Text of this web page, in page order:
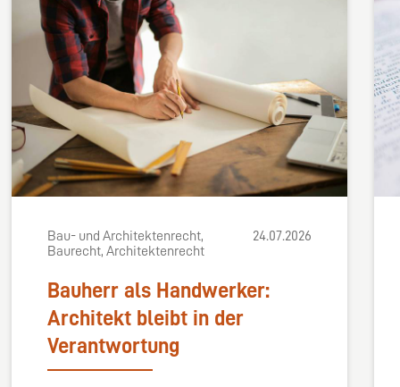
Bau- und Architektenrecht,
Baurecht, Architektenrecht
24.07.2026
Bauherr als Handwerker:
Architekt bleibt in der
Verantwortung